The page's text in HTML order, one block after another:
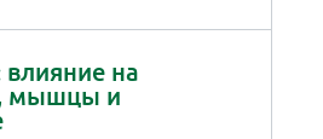
на
мышцы и